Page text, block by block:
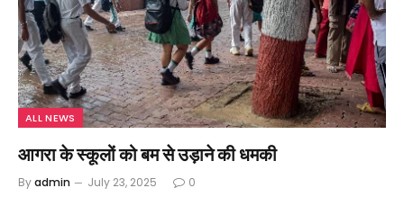
ALL NEWS
आगरा के स्कूलों को बम से उड़ाने की धमकी
Byadmin July 23, 2025 0